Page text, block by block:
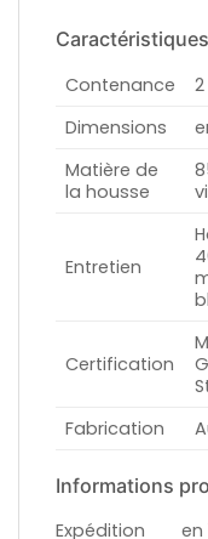
Caractéristiques
Contenance
Dimensions
Matière de
la housse
Entretien
Certification
Fabrication
Informations
Expédition
en